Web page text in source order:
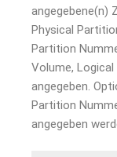
angegebene(n)
Physical
Partition
Volume,
angegeben.
Partition
angegeben